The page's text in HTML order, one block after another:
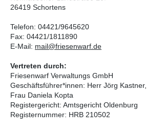
26419 Schortens
Telefon: 04421/9645620
Fax: 04421/1811890
E-Mail: mail@friesenwarf.de
Vertreten durch:
Friesenwarf Verwaltungs GmbH
Geschäftsführer*innen: Herr Jörg Kastner,
Frau Daniela Kopta
Registergericht: Amtsgericht Oldenburg
Registernummer: HRB 210502